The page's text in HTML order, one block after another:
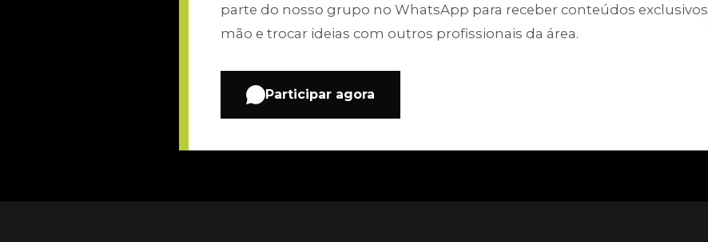
parte do nosso grupo no WhatsApp para receber conteúdos
mão e trocar ideias com outros profissionais da área.
Participar agora